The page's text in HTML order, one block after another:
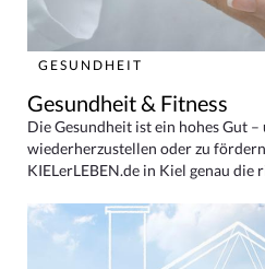
GESUNDHEIT
Gesundheit & Fitness
Die Gesundheit ist ein hohes Gut –
wiederherzustellen oder zu
KIELerLEBEN.de in Kiel genau